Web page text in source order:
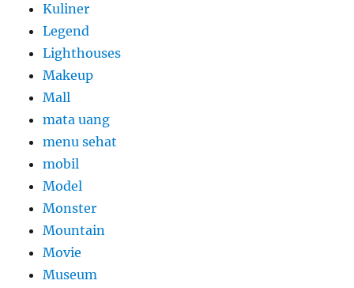
Kuliner
Legend
Lighthouses
Makeup
Mall
mata uang
menu sehat
mobil
Model
Monster
Mountain
Movie
Museum